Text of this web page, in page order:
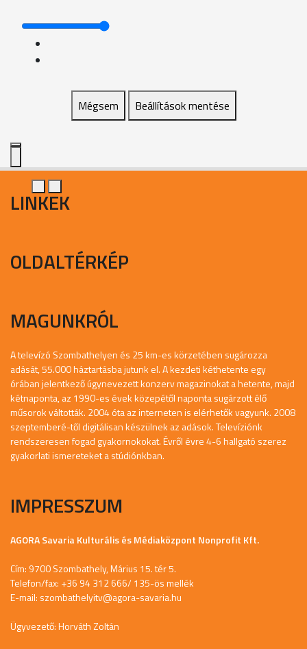
Mégsem Beállítások mentése
LINKEK
OLDALTÉRKÉP
MAGUNKRÓL
A televízó Szombathelyen és 25 km-es körzetében sugározza
adását, 55.000 háztartásba jutunk el. A kezdeti kéthetente egy
órában jelentkező úgynevezett konzerv magazinokat a hetente, majd
kétnaponta, az 1990-es évek közepétől naponta sugárzott élő
műsorok váltották. 2004 óta az interneten is elérhetők vagyunk. 2008
szeptemberé-től digitálisan készülnek az adások. Televíziónk
rendszeresen fogad gyakornokokat. Évről évre 4-6 hallgató szerez
gyakorlati ismereteket a stúdiónkban.
IMPRESSZUM
AGORA Savaria Kulturális és Médiaközpont Nonprofit Kft.
Cím: 9700 Szombathely, Márius 15. tér 5.
Telefon/fax: +36 94 312 666/ 135-ös mellék
E-mail: szombathelyitv@agora-savaria.hu
Ügyvezető: Horváth Zoltán